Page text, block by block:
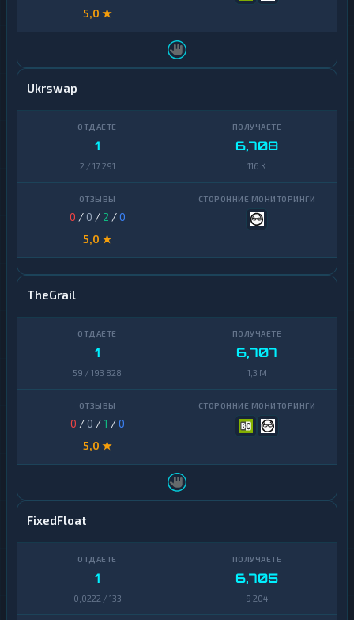
5,0 ★
Ukrswap
1
2 / 17 291
6,708
116 K
0 / 0 / 2 /0
5,0 ★
TheGrail
1
59 / 193 828
6,707
1,3 M
0 / 0 /1 /0
5,0 ★
FixedFloat
1
0,0222 / 133
6,705
9 204